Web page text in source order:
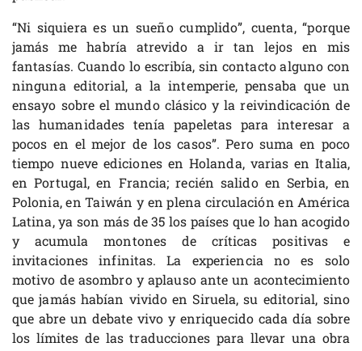
“Ni siquiera es un sueño cumplido”, cuenta, “porque
jamás me habría atrevido a ir tan lejos en mis
fantasías. Cuando lo escribía, sin contacto alguno con
ninguna editorial, a la intemperie, pensaba que un
ensayo sobre el mundo clásico y la reivindicación de
las humanidades tenía papeletas para interesar a
pocos en el mejor de los casos”. Pero suma en poco
tiempo nueve ediciones en Holanda, varias en Italia,
en Portugal, en Francia; recién salido en Serbia, en
Polonia, en Taiwán y en plena circulación en América
Latina, ya son más de 35 los países que lo han acogido
y acumula montones de críticas positivas e
invitaciones infinitas. La experiencia no es solo
motivo de asombro y aplauso ante un acontecimiento
que jamás habían vivido en Siruela, su editorial, sino
que abre un debate vivo y enriquecido cada día sobre
los límites de las traducciones para llevar una obra